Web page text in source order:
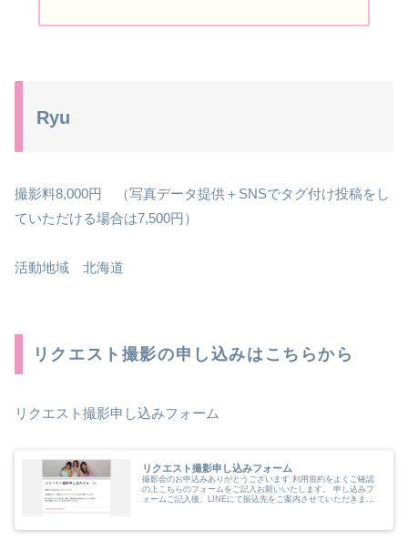
Ryu
撮影料8,000円 （写真データ提供＋SNSでタグ付け投稿をし
ていただける場合は7,500円）
活動地域 北海道
リクエスト撮影の申し込みはこちらから
リクエスト撮影申し込みフォーム
リクエスト撮影申し込みフォーム
撮影会のお申込みありがとうございます 利用規約をよくご確認
の上こちらのフォームをご記入お願いいたします。 申し込みフ
ォームご記入後、LINEにて振込先をご案内させていただきま